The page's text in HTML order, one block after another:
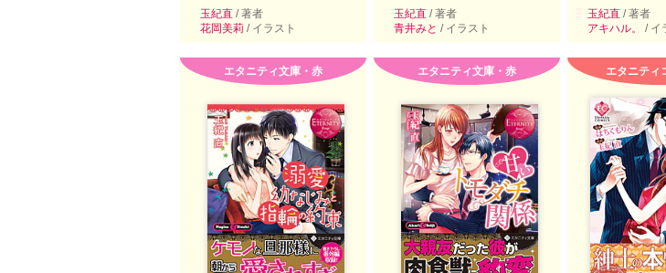
玉紀直 / 著者
花岡美莉 / イラスト
玉紀直 / 著者
青井みと / イラスト
玉紀直 / 著者
アキハル。 / イ
エタニティ文庫・赤 エタニティ文庫・赤 エタニティ